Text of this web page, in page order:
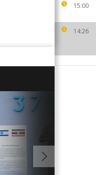
15:00
14:26